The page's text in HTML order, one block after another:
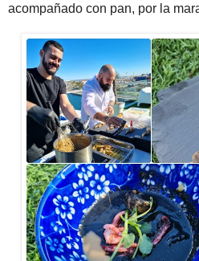
acompañado con pan, por la